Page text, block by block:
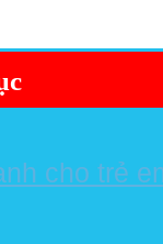
cho trẻ